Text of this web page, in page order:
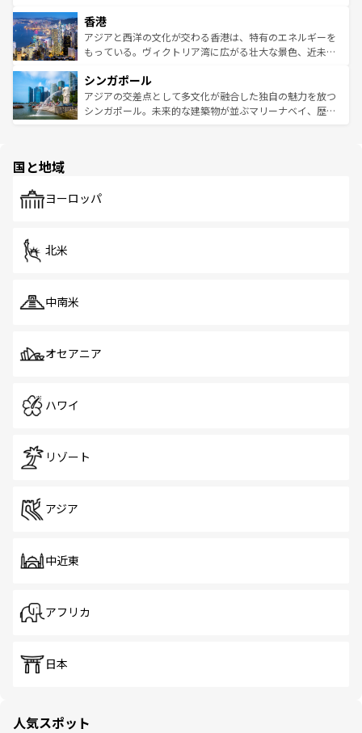
とつ。フォーやバインミー、ベトナムコーヒーなどは、ぜ
ひ現地で味わいたい。どの地域を訪れてもあたたかい人々
が旅行者を迎えてくれるので、きっと忘れられない旅にな
参照してほしい。
の活気が交差している。北部ではチェンマイなどの山岳地
帯で自然と触れ合い、南部ではプーケットやクラビの美し
いビーチでリゾート気分を楽しむことができる。タイ料理
激する。気候は一年中温暖で、どの季節にも異なる楽しみ
が待っている。親しみやすいタイの人々、仏教を中心とし
た文化、そして多様な観光資源が、訪れる旅人を魅了し続
香港
アジアと西洋の文化が交わる香港は、特有のエネルギーを
もっている。ヴィクトリア湾に広がる壮大な景色、近未来
み、どこを訪れても感動するはず。観光スポットが密集し
ており、効率よく見どころを回れるのも魅力。息をのむよ
うな絶景から文化的な体験まで、香港を存分に楽しみ尽く
シンガポール
アジアの交差点として多文化が融合した独自の魅力を放つ
シンガポール。未来的な建築物が並ぶマリーナベイ、歴史
で、ホーカーズは地元の風情を楽しめる外せないスポット
国と地域
ヨーロッパ
北米
中南米
オセアニア
ハワイ
リゾート
アジア
中近東
アフリカ
日本
人気スポット